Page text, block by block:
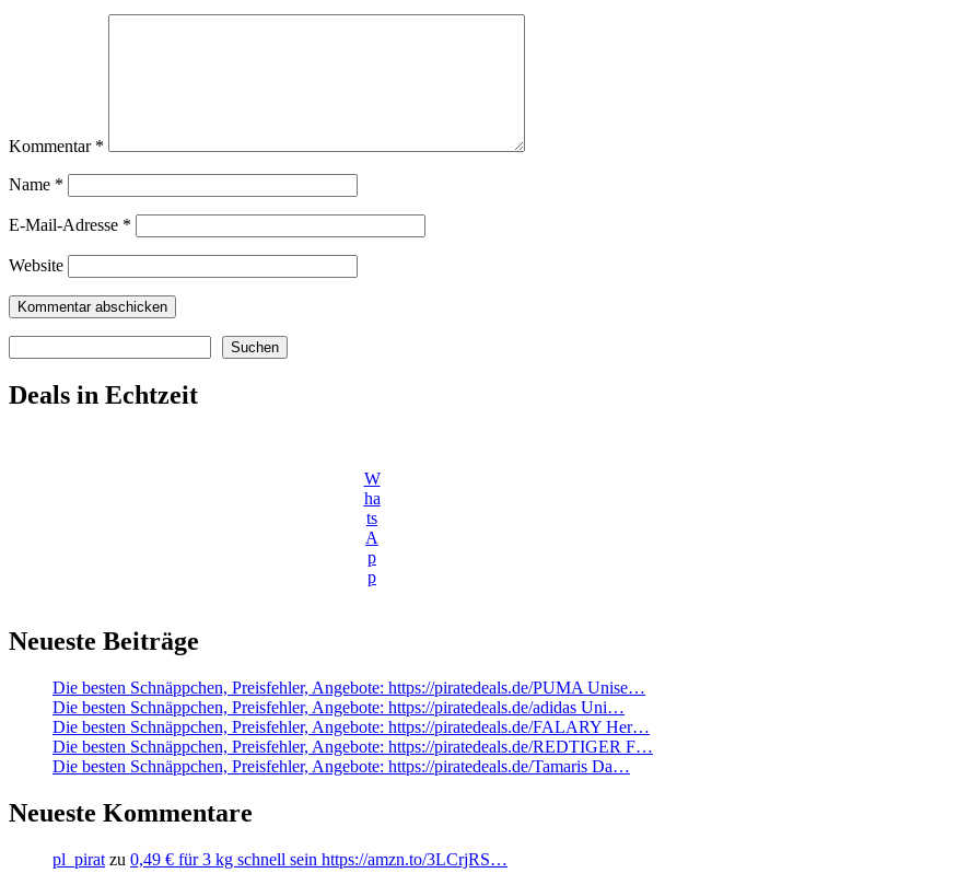
Kommentar *
Name *
E-Mail-Adresse *
Website
Suchen
Deals in Echtzeit
W
ha
ts
A
p
p
Neueste Beiträge
Die besten Schnäppchen, Preisfehler, Angebote: https://piratedeals.de/PUMA Unise…
Die besten Schnäppchen, Preisfehler, Angebote: https://piratedeals.de/adidas Uni…
Die besten Schnäppchen, Preisfehler, Angebote: https://piratedeals.de/FALARY Her…
Die besten Schnäppchen, Preisfehler, Angebote: https://piratedeals.de/REDTIGER F…
Die besten Schnäppchen, Preisfehler, Angebote: https://piratedeals.de/Tamaris Da…
Neueste Kommentare
pl_pirat zu 0,49 € für 3 kg schnell sein https://amzn.to/3LCrjRS…